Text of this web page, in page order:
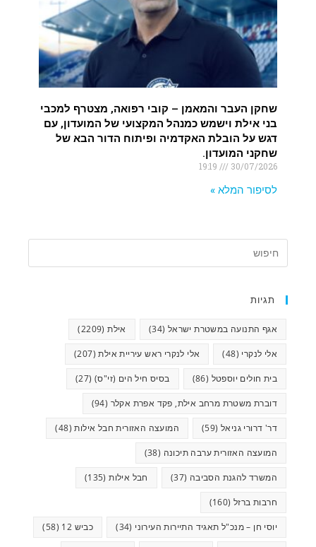
שחקן העבר והמאמן – קובי רפואה, מצטרף למכבי
בני אילת וישמש כמנהל המקצועי של המועדון, עם
דגש על הובלת האקדמיה ופיתוח הדור הבא של
שחקני המועדון.
30/07/2026
לסיפור המלא »
תגיות
אגף התנועה במשטרת ישראל (34) אילת(2209)
אלי לנקרי (48) אלי לנקרי ראש עיריית אילת(207)
בית חולים יוספטל (86) בסיס חיל הים (זי"ס) (27)
דוברת משטרת מרחב אילת, פקד אפרת אקלר (94)
דר' דרורי גניאל (59) המועצה האזורית חבל אילות(48)
המועצה האזורית ערבה תיכונה (38)
המשרד להגנת הסביבה (37) חבל אילות(135)
חרבות ברזל (160)
יוסי חן – מנכ"ל תאגיד התיירות העירוני (34) כביש 12 (58)